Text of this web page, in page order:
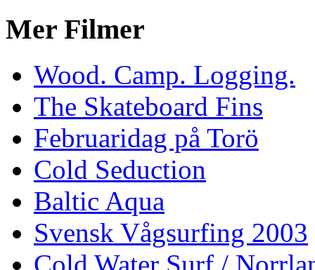
Mer Filmer
Wood. Camp. Logging.
The Skateboard Fins
Februaridag på Torö
Cold Seduction
Baltic Aqua
Svensk Vågsurfing 2003
Cold Water Surf /